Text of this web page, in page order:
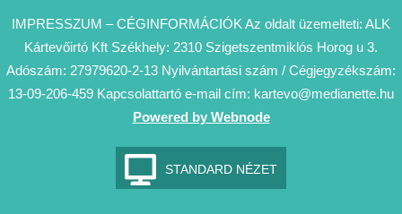
IMPRESSZUM – CÉGINFORMÁCIÓK Az oldalt üzemelteti: ALK
Kártevőirtó Kft Székhely: 2310 Szigetszentmiklós Horog u 3.
Adószám: 27979620-2-13 Nyilvántartási szám / Cégjegyzékszám:
13-09-206-459 Kapcsolattartó e-mail cím: kartevo@medianette.hu
Powered by Webnode
STANDARD NÉZET